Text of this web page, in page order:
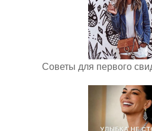
Советы для первого